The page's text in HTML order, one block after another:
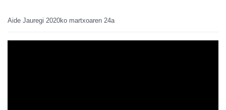
Aide Jauregi 2020ko martxoaren 24a